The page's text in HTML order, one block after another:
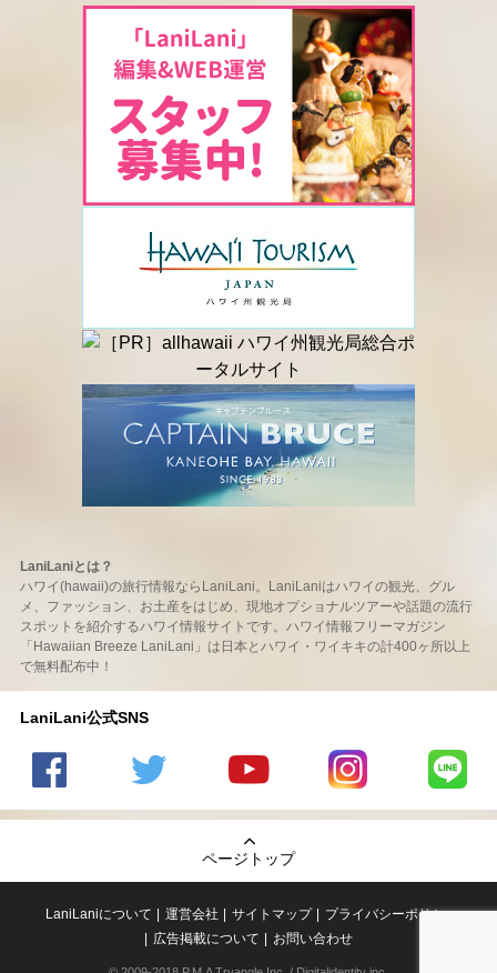
LaniLaniとは？
ハワイ(hawaii)の旅行情報ならLaniLani。LaniLaniはハワイの観光、グル
メ、ファッション、お土産をはじめ、現地オプショナルツアーや話題の流行
スポットを紹介するハワイ情報サイトです。ハワイ情報フリーマガジン
「Hawaiian Breeze LaniLani」は日本とハワイ・ワイキキの計400ヶ所以上
で無料配布中！
LaniLani公式SNS
の
のtwitter
の
Youtube
チャンネ
LaniLani
LaniLani
ページトップ
LaniLaniについて 運営会社 サイトマップ
プライバシーポリシー
広告掲載について
お問い合わせ